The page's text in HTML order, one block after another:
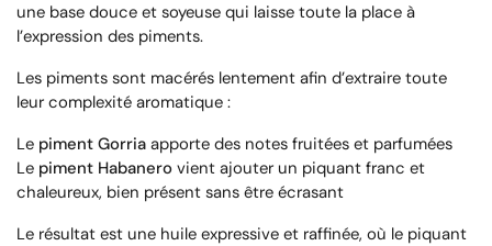
une base douce et soyeuse qui laisse toute la place à
l’expression des piments.
Les piments sont macérés lentement afin d’extraire toute
leur complexité aromatique :
Le piment Gorria apporte des notes fruitées et parfumées
Le piment Habanero vient ajouter un piquant franc et
chaleureux, bien présent sans être écrasant
Le résultat est une huile expressive et raffinée, où le piquant